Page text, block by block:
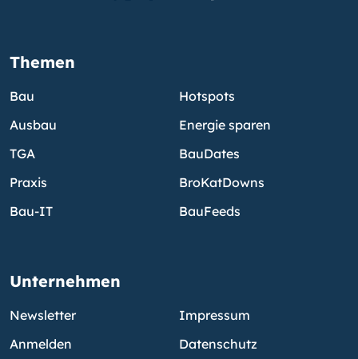
Themen
Bau
Ausbau
TGA
Praxis
Bau-IT
Hotspots
Energie sparen
BauDates
BroKatDowns
BauFeeds
Unternehmen
Newsletter
Anmelden
Impressum
Datenschutz